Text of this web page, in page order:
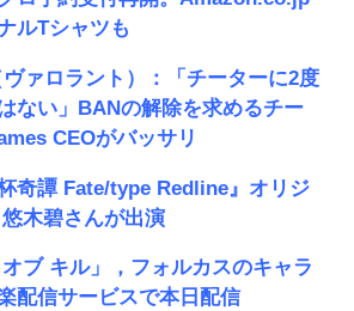
ルTシャツも
ァロラント）：「チーターに2度
ない」BANの解除を求めるチー
CEOがバッサリ
奇譚 Fate/type Redline』オリジ
木碧さんが出演
オブ キル」，フォルカスのキャラ
配信サービスで本日配信